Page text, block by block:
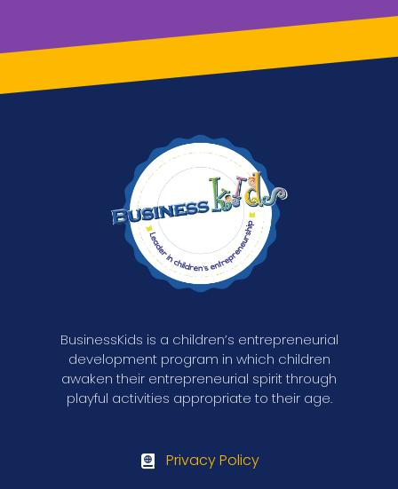
BusinessKids is a children’s entrepreneurial
development program in which children
awaken their entrepreneurial spirit through
playful activities appropriate to their age.
Privacy Policy